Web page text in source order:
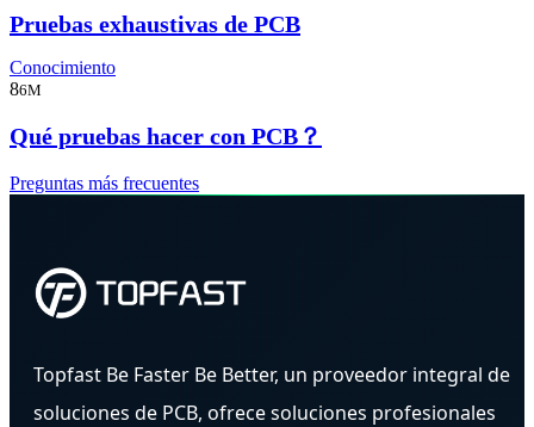
Pruebas exhaustivas de PCB
Conocimiento
86M
Qué pruebas hacer con PCB？
Preguntas más frecuentes
Topfast Be Faster Be Better, un proveedor integral de
soluciones de PCB, ofrece soluciones profesionales